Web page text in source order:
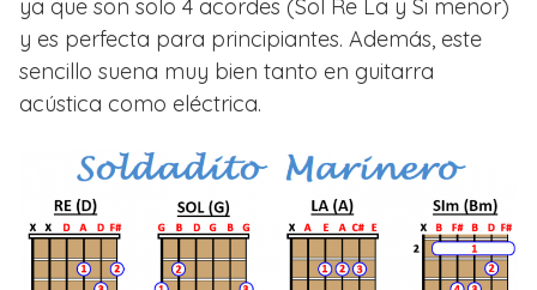
ya que son solo 4 acordes (Sol Re La y Si menor)
y es perfecta para principiantes. Además, este
sencillo suena muy bien tanto en guitarra
acústica como eléctrica.